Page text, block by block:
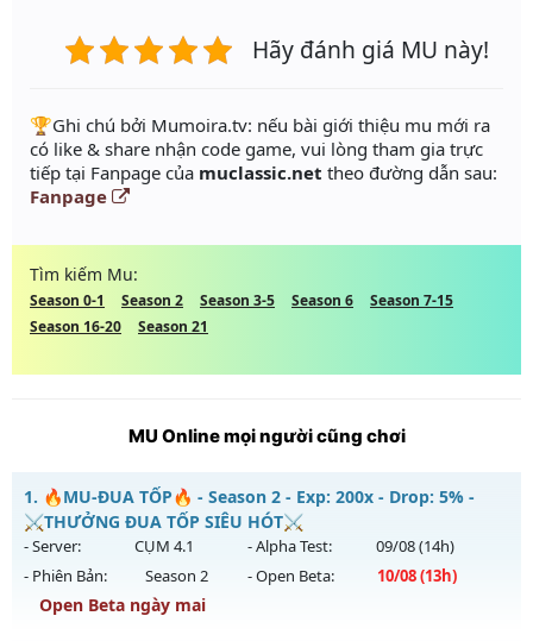
Hãy đánh giá MU này!
️🏆Ghi chú bởi Mumoira.tv: nếu bài giới thiệu mu mới ra
có like & share nhận code game, vui lòng tham gia trực
tiếp tại Fanpage của muclassic.net theo đường dẫn sau:
Fanpage
Tìm kiếm Mu:
Season 0-1 Season 2 Season 3-5 Season 6
Season 7-15
Season 16-20
Season 21
MU Online mọi người cũng chơi
1. 🔥MU-ĐUA TỐP🔥 - Season 2 - Exp: 200x - Drop: 5% -
⚔️THƯỞNG ĐUA TỐP SIÊU HÓT⚔️
- Server: CỤM 4.1 - Alpha Test: 09/08(14h)
- Phiên Bản:
Season 2 - Open Beta: 10/08(13h)
Open Beta ngày mai